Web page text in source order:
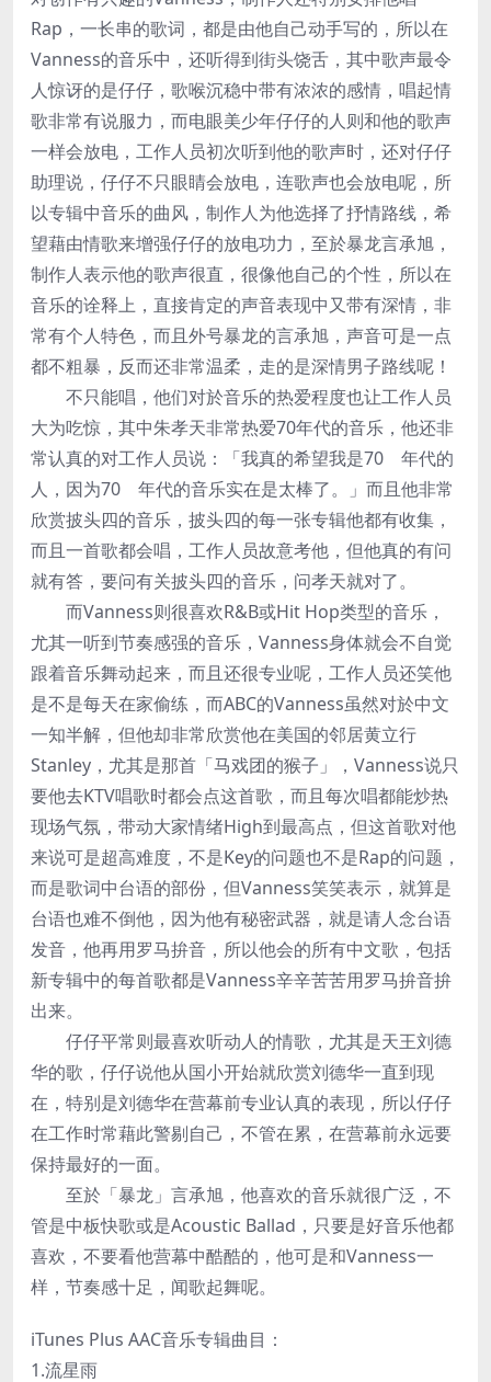
Rap，一长串的歌词，都是由他自己动手写的，所以在
Vanness的音乐中，还听得到街头饶舌，其中歌声最令
人惊讶的是仔仔，歌喉沉稳中带有浓浓的感情，唱起情
歌非常有说服力，而电眼美少年仔仔的人则和他的歌声
一样会放电，工作人员初次听到他的歌声时，还对仔仔
助理说，仔仔不只眼睛会放电，连歌声也会放电呢，所
以专辑中音乐的曲风，制作人为他选择了抒情路线，希
望藉由情歌来增强仔仔的放电功力，至於暴龙言承旭，
制作人表示他的歌声很直，很像他自己的个性，所以在
音乐的诠释上，直接肯定的声音表现中又带有深情，非
常有个人特色，而且外号暴龙的言承旭，声音可是一点
都不粗暴，反而还非常温柔，走的是深情男子路线呢！
不只能唱，他们对於音乐的热爱程度也让工作人员
大为吃惊，其中朱孝天非常热爱70年代的音乐，他还非
常认真的对工作人员说：「我真的希望我是70 年代的
人，因为70 年代的音乐实在是太棒了。」而且他非常
欣赏披头四的音乐，披头四的每一张专辑他都有收集，
而且一首歌都会唱，工作人员故意考他，但他真的有问
就有答，要问有关披头四的音乐，问孝天就对了。
而Vanness则很喜欢R&B或Hit Hop类型的音乐，
尤其一听到节奏感强的音乐，Vanness身体就会不自觉
跟着音乐舞动起来，而且还很专业呢，工作人员还笑他
是不是每天在家偷练，而ABC的Vanness虽然对於中文
一知半解，但他却非常欣赏他在美国的邻居黄立行
Stanley，尤其是那首「马戏团的猴子」，Vanness说只
要他去KTV唱歌时都会点这首歌，而且每次唱都能炒热
现场气氛，带动大家情绪High到最高点，但这首歌对他
来说可是超高难度，不是Key的问题也不是Rap的问题，
而是歌词中台语的部份，但Vanness笑笑表示，就算是
台语也难不倒他，因为他有秘密武器，就是请人念台语
发音，他再用罗马拚音，所以他会的所有中文歌，包括
新专辑中的每首歌都是Vanness辛辛苦苦用罗马拚音拚
出来。
仔仔平常则最喜欢听动人的情歌，尤其是天王刘德
华的歌，仔仔说他从国小开始就欣赏刘德华一直到现
在，特别是刘德华在营幕前专业认真的表现，所以仔仔
在工作时常藉此警剔自己，不管在累，在营幕前永远要
保持最好的一面。
至於「暴龙」言承旭，他喜欢的音乐就很广泛，不
管是中板快歌或是Acoustic Ballad，只要是好音乐他都
喜欢，不要看他营幕中酷酷的，他可是和Vanness一
样，节奏感十足，闻歌起舞呢。
iTunes Plus AAC音乐专辑曲目：
1.流星雨